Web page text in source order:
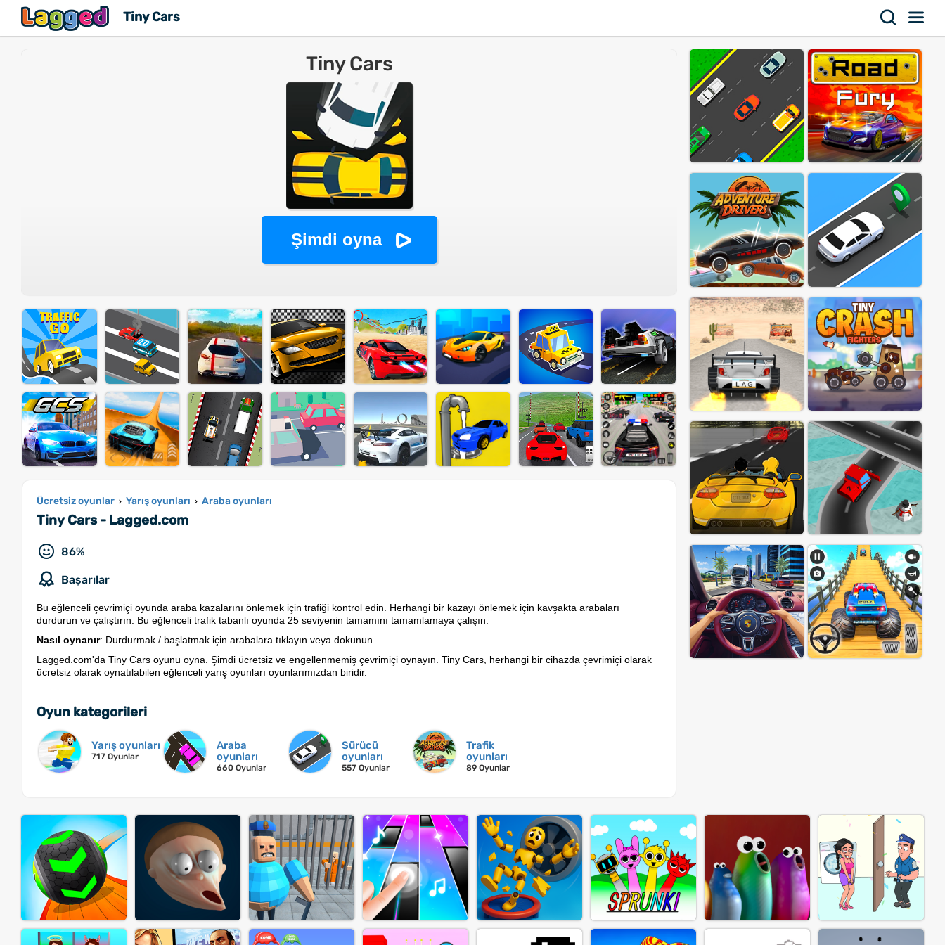
Tiny Cars
Tiny Cars
Şimdi oyna
Ücretsiz oyunlar › Yarış oyunları › Araba oyunları
Tiny Cars - Lagged.com
86%
Başarılar
Bu eğlenceli çevrimiçi oyunda araba kazalarını önlemek için trafiği kontrol edin. Herhangi bir kazayı önlemek için kavşakta arabaları
durdurun ve çalıştırın. Bu eğlenceli trafik tabanlı oyunda 25 seviyenin tamamını tamamlamaya çalışın.
Nasıl oynanır: Durdurmak / başlatmak için arabalara tıklayın veya dokunun
Lagged.com'da Tiny Cars oyunu oyna. Şimdi ücretsiz ve engellenmemiş çevrimiçi oynayın. Tiny Cars, herhangi bir cihazda çevrimiçi olarak
ücretsiz olarak oynatılabilen eğlenceli yarış oyunları oyunlarımızdan biridir.
Oyun kategorileri
Yarış oyunları
717 Oyunlar
Araba
oyunları
660 Oyunlar
Sürücü
oyunları
557 Oyunlar
Trafik
oyunları
89 Oyunlar